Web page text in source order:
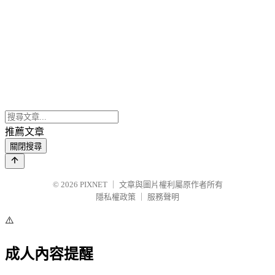
推薦文章
關閉搜尋
© 2026 PIXNET
文章與圖片權利屬原作者所有
隱私權政策
服務聲明
⚠️
成人內容提醒